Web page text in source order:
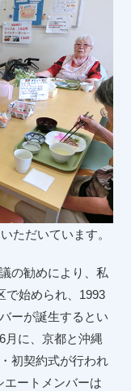
ただいています。
の勧めにより、私
で始められ、1993
ーが誕生するとい
月に、京都と沖縄
初契約式が行われ
エートメンバーは